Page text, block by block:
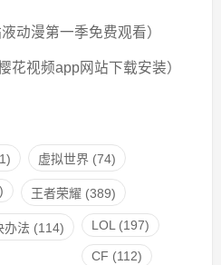
动漫第一季免费观看）
花视频app网站下载安装）
虚拟世界(74)
王者荣耀 (389)
办法 (114) LOL(197)
CF (112)